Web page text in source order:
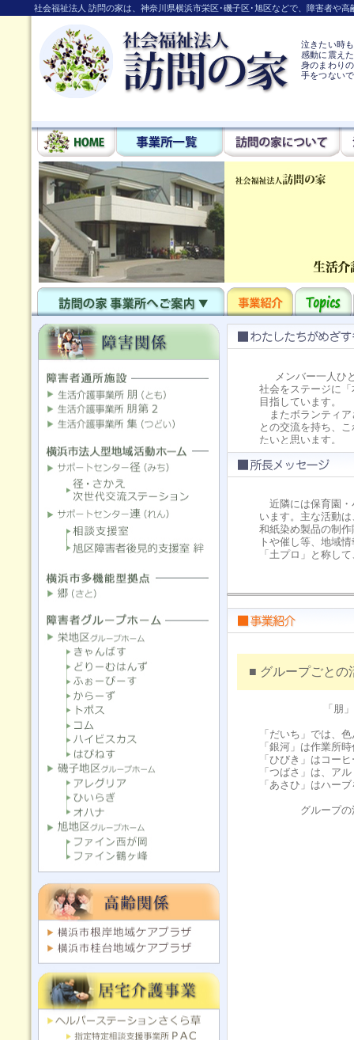
社会福祉法人 訪問の家は、神奈川県横浜市栄区･磯子区･旭区などで、障害者や
泣きたい時
感動に震え
身のまわり
手をつない